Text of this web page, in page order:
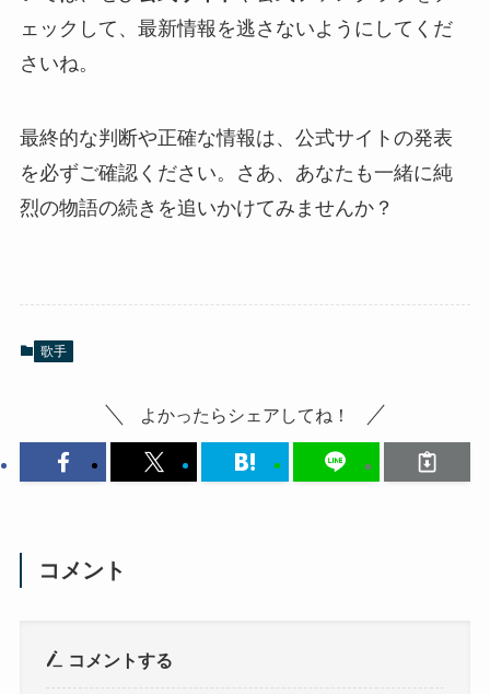
ェックして、最新情報を逃さないようにしてくだ
さいね。
最終的な判断や正確な情報は、公式サイトの発表
を必ずご確認ください。さあ、あなたも一緒に純
烈の物語の続きを追いかけてみませんか？
歌手
よかったらシェアしてね！
コメント
コメントする